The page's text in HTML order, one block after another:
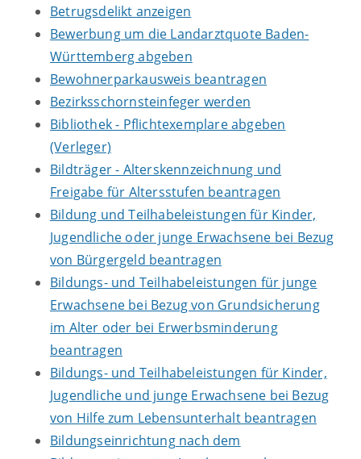
Betrugsdelikt anzeigen
Bewerbung um die Landarztquote Baden-
Württemberg abgeben
Bewohnerparkausweis beantragen
Bezirksschornsteinfeger werden
Bibliothek - Pflichtexemplare abgeben
(Verleger)
Bildträger - Alterskennzeichnung und
Freigabe für Altersstufen beantragen
Bildung und Teilhabeleistungen für Kinder,
Jugendliche oder junge Erwachsene bei Bezug
von Bürgergeld beantragen
Bildungs- und Teilhabeleistungen für junge
Erwachsene bei Bezug von Grundsicherung
im Alter oder bei Erwerbsminderung
beantragen
Bildungs- und Teilhabeleistungen für Kinder,
Jugendliche und junge Erwachsene bei Bezug
von Hilfe zum Lebensunterhalt beantragen
Bildungseinrichtung nach dem